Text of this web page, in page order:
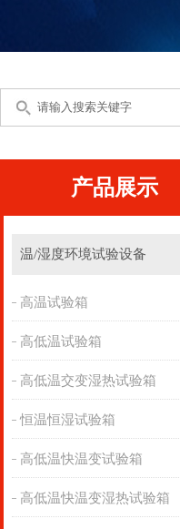
产品展示
温/湿度环境试验设备
高温试验箱
高低温试验箱
高低温交变湿热试验箱
恒温恒湿试验箱
高低温快温变试验箱
高低温快温变湿热试验箱